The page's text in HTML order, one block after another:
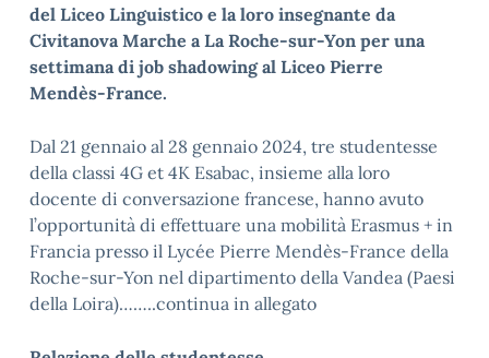
del Liceo Linguistico e la loro insegnante da
Civitanova Marche a La Roche-sur-Yon per una
settimana di job shadowing al Liceo Pierre
Mendès-France.
Dal 21 gennaio al 28 gennaio 2024, tre studentesse
della classi 4G et 4K Esabac, insieme alla loro
docente di conversazione francese, hanno avuto
l’opportunità di effettuare una mobilità Erasmus + in
Francia presso il Lycée Pierre Mendès-France della
Roche-sur-Yon nel dipartimento della Vandea (Paesi
della Loira)……..continua in allegato